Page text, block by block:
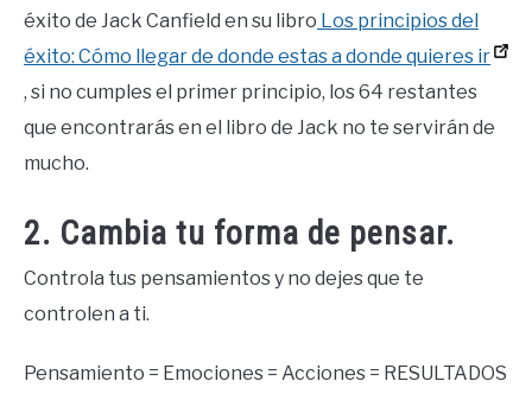
éxito de Jack Canfield en su libro Los principios del
éxito: Cómo llegar de donde estas a donde quieres ir
, si no cumples el primer principio, los 64 restantes
que encontrarás en el libro de Jack no te servirán de
mucho.
2. Cambia tu forma de pensar.
Controla tus pensamientos y no dejes que te
controlen a ti.
Pensamiento = Emociones = Acciones = RESULTADOS